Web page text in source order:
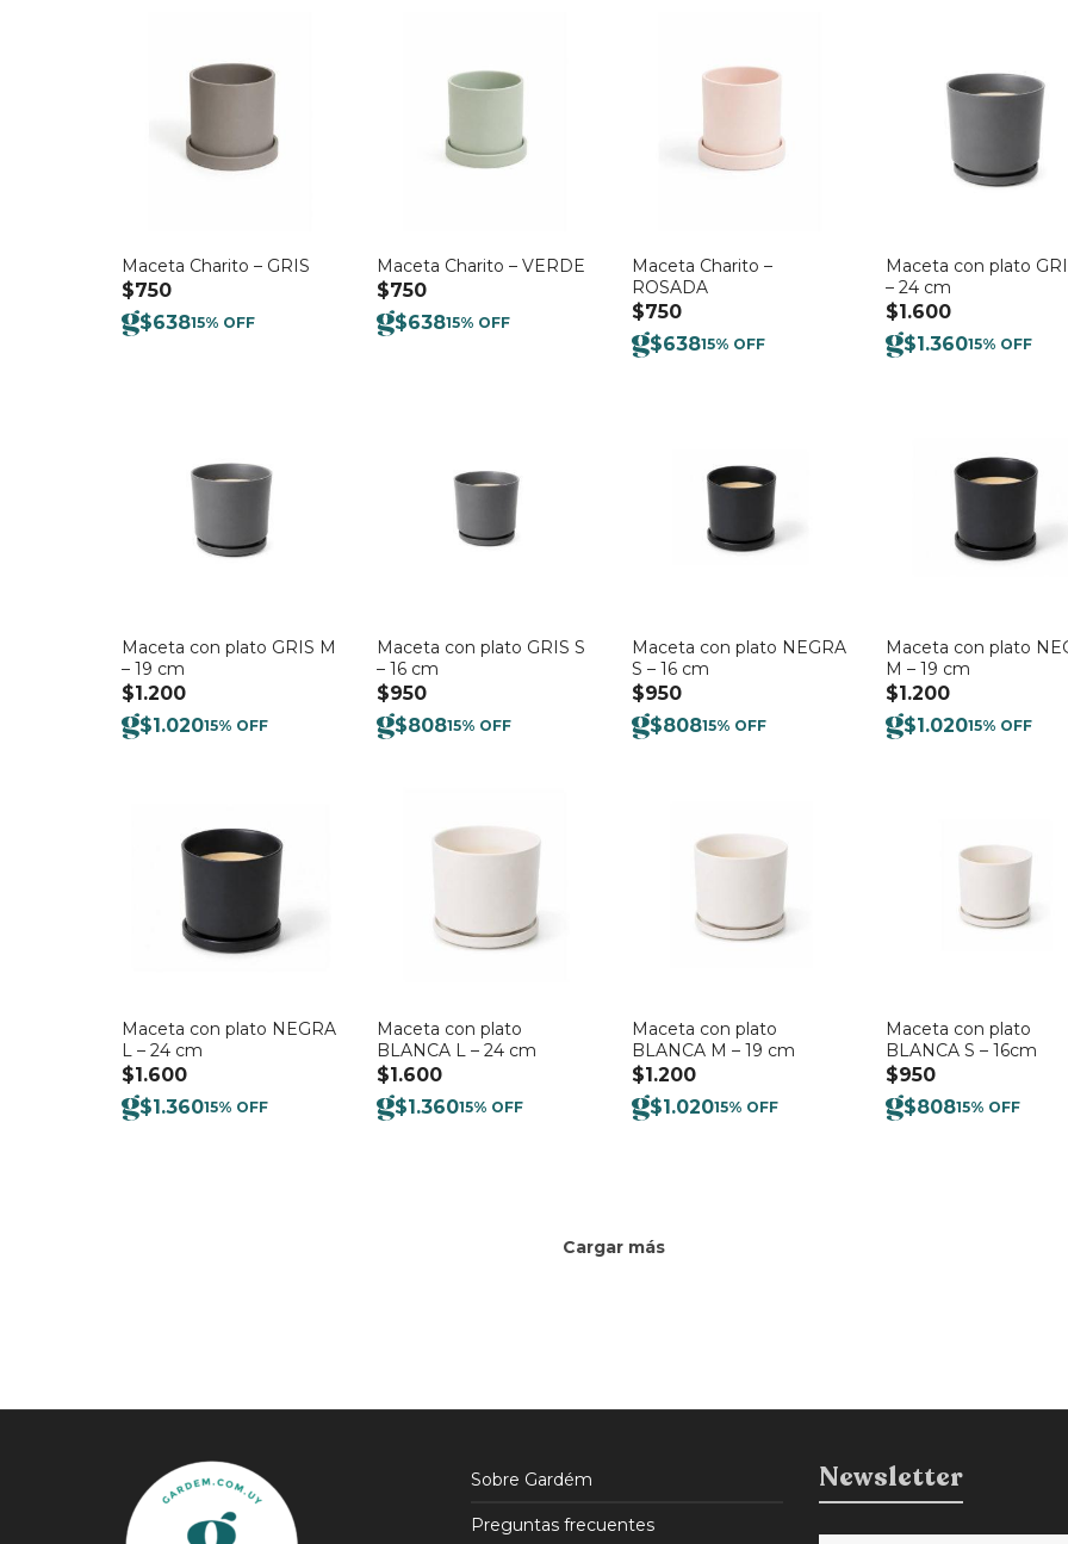
Maceta Charito – GRIS
$750
$63815% OFF
Maceta Charito – VERDE
$750
$63815% OFF
Maceta Charito –
ROSADA
$750
$63815% OFF
Maceta con plato
– 24 cm
$1.600
$1.36015% OFF
Maceta con plato GRIS M
– 19 cm
$1.200
$1.02015% OFF
Maceta con plato GRIS S
– 16 cm
$950
$80815% OFF
Maceta con plato NEGRA
S – 16 cm
$950
$80815% OFF
Maceta con plato
M – 19 cm
$1.200
$1.02015% OFF
Maceta con plato NEGRA
L – 24 cm
$1.600
$1.36015% OFF
Maceta con plato
BLANCA L – 24 cm
$1.600
$1.36015% OFF
Maceta con plato
BLANCA M – 19 cm
$1.200
$1.02015% OFF
Maceta con plato
BLANCA S – 16cm
$950
$80815% OFF
Cargar más
Sobre Gardém
Preguntas frecuentes
Newsletter